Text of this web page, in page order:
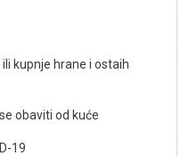
kupnje hrane i ostaih
obaviti od kuće
19